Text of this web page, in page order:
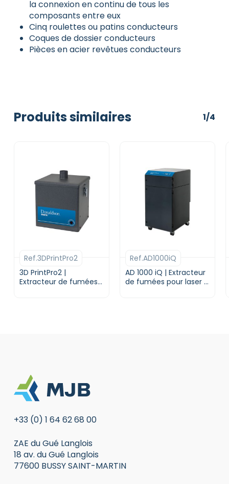
la connexion en continu de tous les
composants entre eux
Cinq roulettes ou patins conducteurs
Coques de dossier conducteurs
Pièces en acier revêtues conducteurs
Produits similaires 1/4
3D PrintPro2 |
Extracteur de fumées
Ref.3DPrintPro2
AD 1000 iQ | Extracteur
de fumées pour laser |
Ref.AD1000iQ
+33 (0) 1 64 62 68 00
ZAE du Gué Langlois
18 av. du Gué Langlois
77600 BUSSY SAINT-MARTIN